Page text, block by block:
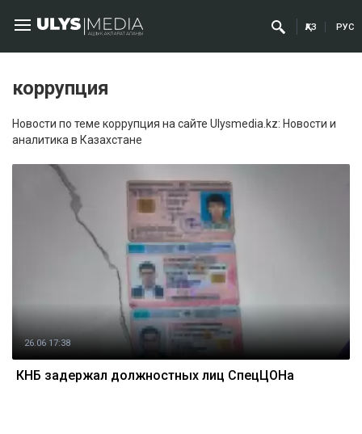
ҚАЗ РУС
коррупция
Новости по теме коррупция на сайте Ulysmedia.kz: Новости и
аналитика в Казахстане
26.06 17:38
КНБ задержал должностных лиц СпецЦОНа